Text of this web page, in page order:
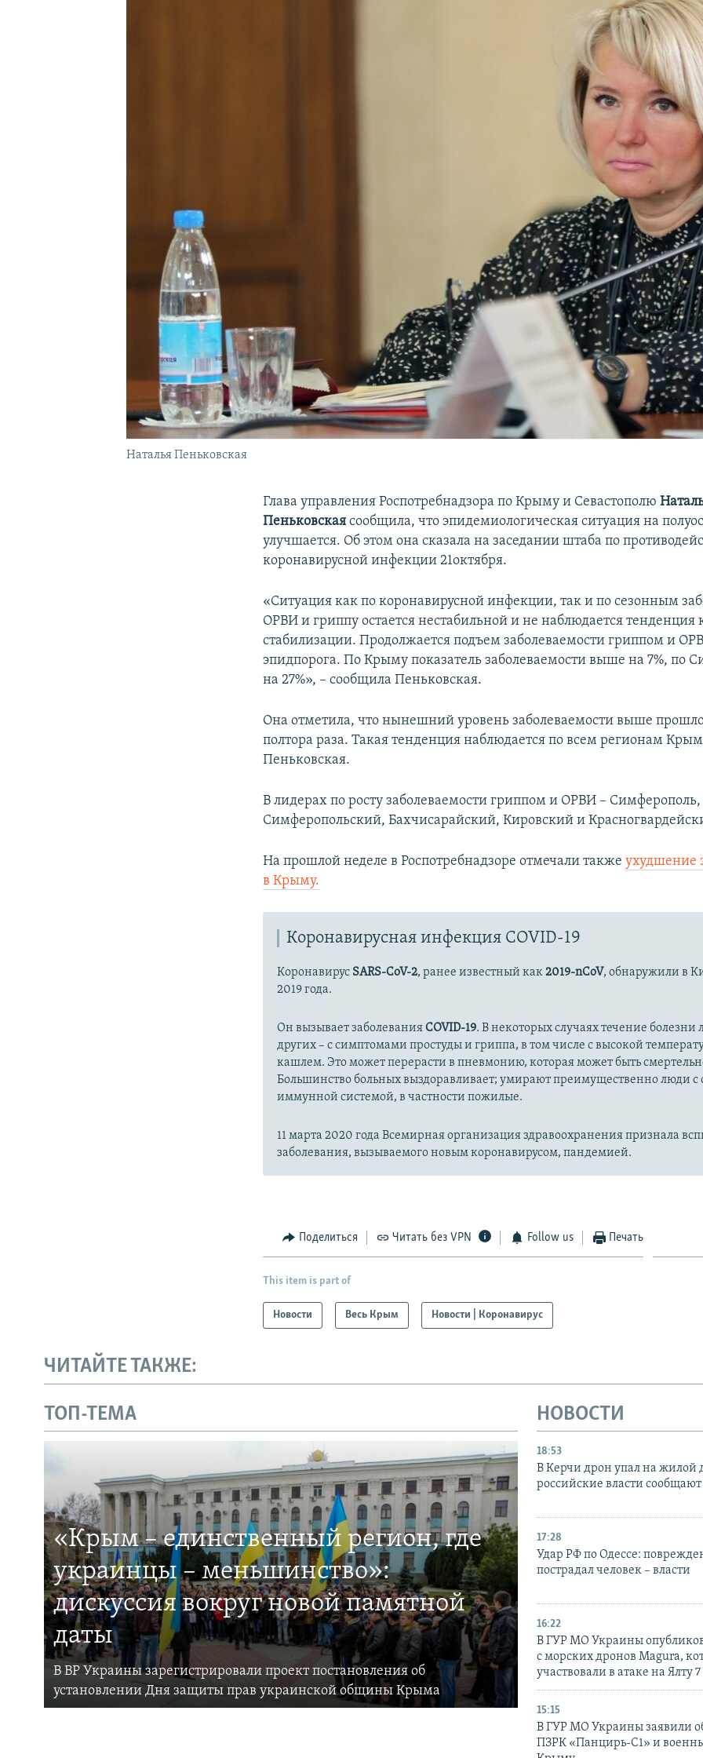
Наталья Пеньковская
Глава управления Роспотребнадзора по Крыму и Севастополю
Пеньковская сообщила, что эпидемиологическая ситуация на
улучшается. Об этом она сказала на заседании штаба по
коронавирусной инфекции 21октября.
«Ситуация как по коронавирусной инфекции, так и по сезонным
ОРВИ и гриппу остается нестабильной и не наблюдается тенденция
стабилизации. Продолжается подъем заболеваемости гриппом и
эпидпорога. По Крыму показатель заболеваемости выше на 7%, по
на 27%», – сообщила Пеньковская.
Она отметила, что нынешний уровень заболеваемости выше
полтора раза. Такая тенденция наблюдается по всем регионам
Пеньковская.
В лидерах по росту заболеваемости гриппом и ОРВИ – Симферополь,
Симферопольский, Бахчисарайский, Кировский и
На прошлой неделе в Роспотребнадзоре отмечали такжеухудшение
в Крыму.
Коронавирусная инфекция COVID-19
Коронавирус SARS-CoV-2, ранее известный как2019-nCoV, обнаружили в
2019 года.
Он вызывает заболеванияCOVID-19. В некоторых случаях течение болезни
других – с симптомами простуды и гриппа, в том числе с высокой
кашлем. Это может перерасти в пневмонию, которая может быть
Большинство больных выздоравливает; умирают преимущественно люди с
иммунной системой, в частности пожилые.
11 марта 2020 года Всемирная организация здравоохранения признала
заболевания, вызываемого новым коронавирусом, пандемией.
Поделиться Читать без VPN Follow us Печать
This item is part of
Новости Весь Крым Новости | Коронавирус
ЧИТАЙТЕ ТАКЖЕ:
ТОП-ТЕМА
«Крым – единственный регион, где
украинцы – меньшинство»:
дискуссия вокруг новой памятной
даты
В ВР Украины зарегистрировали проект постановления об
установлении Дня защиты прав украинской общины Крыма
НОВОСТИ
18:53
В Керчи дрон упал на жилой
российские власти
17:28
Удар РФ по Одессе:
пострадал человек – власти
16:22
В ГУР МО Украины
с морских дронов Magura,
участвовали в атаке на Ялту 7
15:15
В ГУР МО Украины заявили
ПЗРК «Панцирь-С1» и